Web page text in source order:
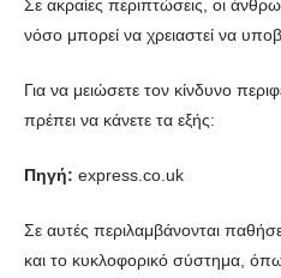
Σε ακραίες περιπτώσεις, οι
νόσο μπορεί να χρειαστεί να
Για να μειώσετε τον κίνδυνο
πρέπει να κάνετε τα εξής:
Πηγή: express.co.uk
Σε αυτές περιλαμβάνονται
και το κυκλοφορικό σύστημα,